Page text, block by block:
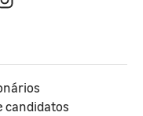
candidatos